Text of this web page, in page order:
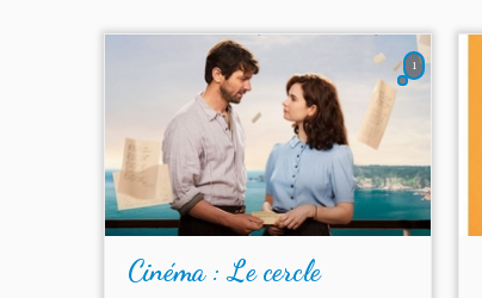
1
Cinéma : Le cercle